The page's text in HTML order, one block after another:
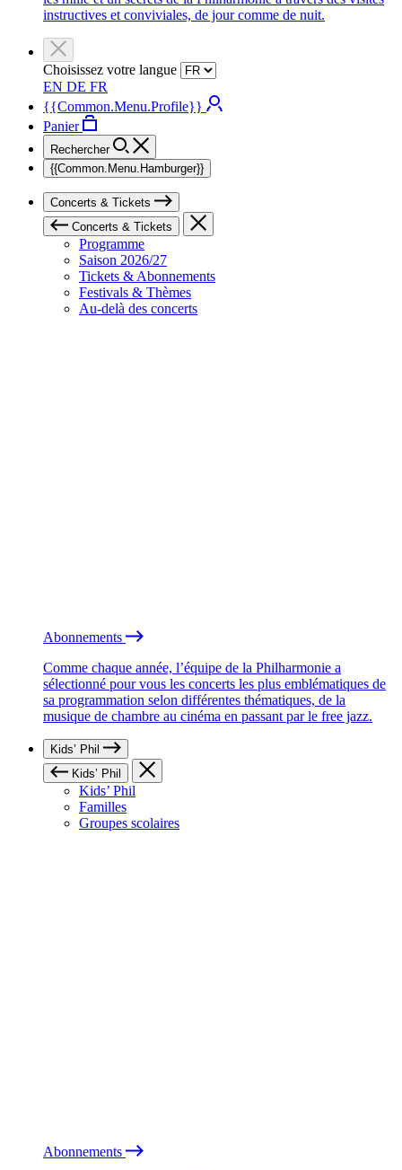
instructives et conviviales, de jour comme de nuit.
Choisissez votre langue
EN DE FR
{{Common.Menu.Profile}}
Panier
Rechercher
{{Common.Menu.Hamburger}}
Concerts & Tickets
Concerts & Tickets
Programme
Saison 2026/27
Tickets & Abonnements
Festivals & Thèmes
Au-delà des concerts
Abonnements
Comme chaque année, l’équipe de la Philharmonie a
sélectionné pour vous les concerts les plus emblématiques de
sa programmation selon différentes thématiques, de la
musique de chambre au cinéma en passant par le free jazz.
Kids’ Phil
Kids’ Phil
Kids’ Phil
Familles
Groupes scolaires
Abonnements